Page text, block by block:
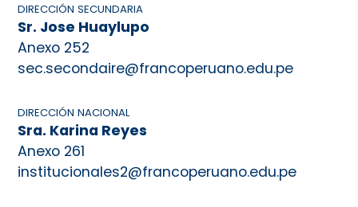
DIRECCIÓN SECUNDARIA
Sr. Jose Huaylupo
Anexo 252
sec.secondaire@francoperuano.edu.pe
DIRECCIÓN NACIONAL
Sra. Karina Reyes
Anexo 261
institucionales2@francoperuano.edu.pe